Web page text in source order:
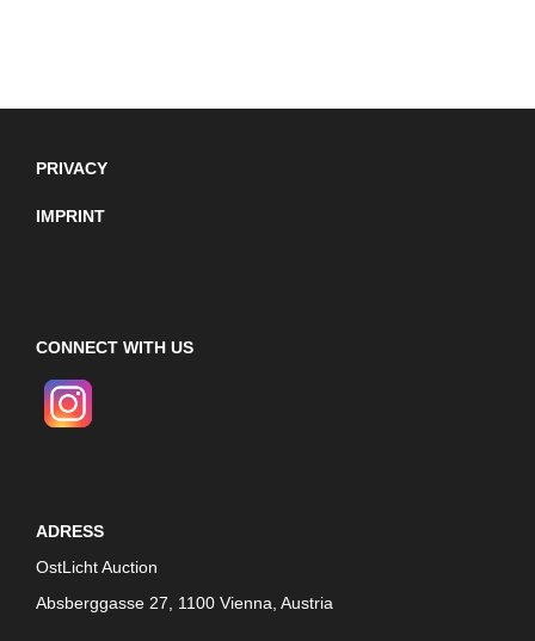
PRIVACY
IMPRINT
CONNECT WITH US
ADRESS
OstLicht Auction
Absberggasse 27, 1100 Vienna, Austria